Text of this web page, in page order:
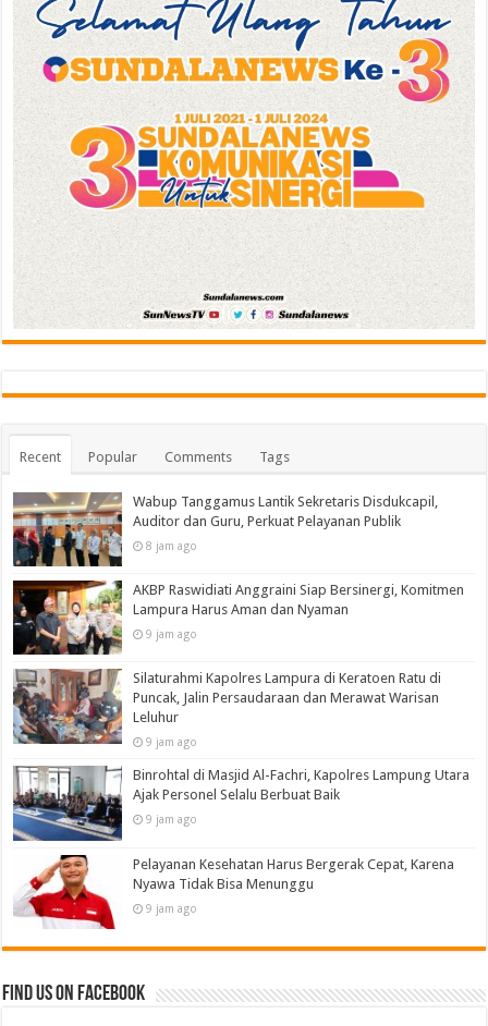
Recent Popular Comments Tags
Wabup Tanggamus Lantik Sekretaris Disdukcapil,
Auditor dan Guru, Perkuat Pelayanan Publik
8 jam ago
AKBP Raswidiati Anggraini Siap Bersinergi, Komitmen
Lampura Harus Aman dan Nyaman
9 jam ago
Silaturahmi Kapolres Lampura di Keratoen Ratu di
Puncak, Jalin Persaudaraan dan Merawat Warisan
Leluhur
9 jam ago
Binrohtal di Masjid Al-Fachri, Kapolres Lampung Utara
Ajak Personel Selalu Berbuat Baik
9 jam ago
Pelayanan Kesehatan Harus Bergerak Cepat, Karena
Nyawa Tidak Bisa Menunggu
9 jam ago
Find us on Facebook